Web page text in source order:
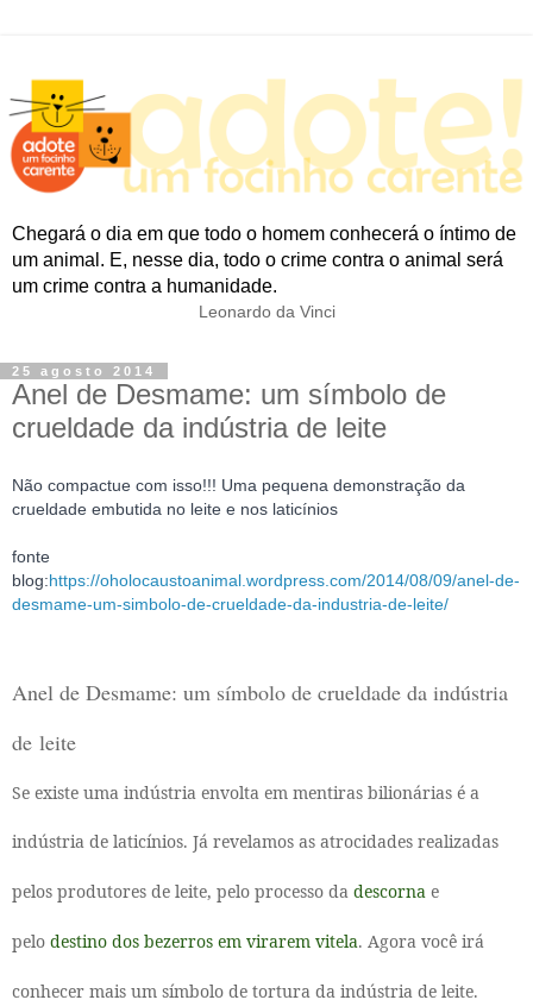
Chegará o dia em que todo o homem conhecerá o íntimo de
um animal. E, nesse dia, todo o crime contra o animal será
um crime contra a humanidade.
Leonardo da Vinci
25 agosto 2014
Anel de Desmame: um símbolo de
crueldade da indústria de leite
Não compactue com isso!!! Uma pequena demonstração da
crueldade embutida no leite e nos laticínios
fonte
blog:https://oholocaustoanimal.wordpress.com/2014/08/09/anel-de-
desmame-um-simbolo-de-crueldade-da-industria-de-leite/
Anel de Desmame: um símbolo de crueldade da indústria
de leite
Se existe uma indústria envolta em mentiras bilionárias é a
indústria de laticínios. Já revelamos as atrocidades realizadas
pelos produtores de leite, pelo processo da descorna e
pelo destino dos bezerros em virarem vitela. Agora você irá
conhecer mais um símbolo de tortura da indústria de leite.